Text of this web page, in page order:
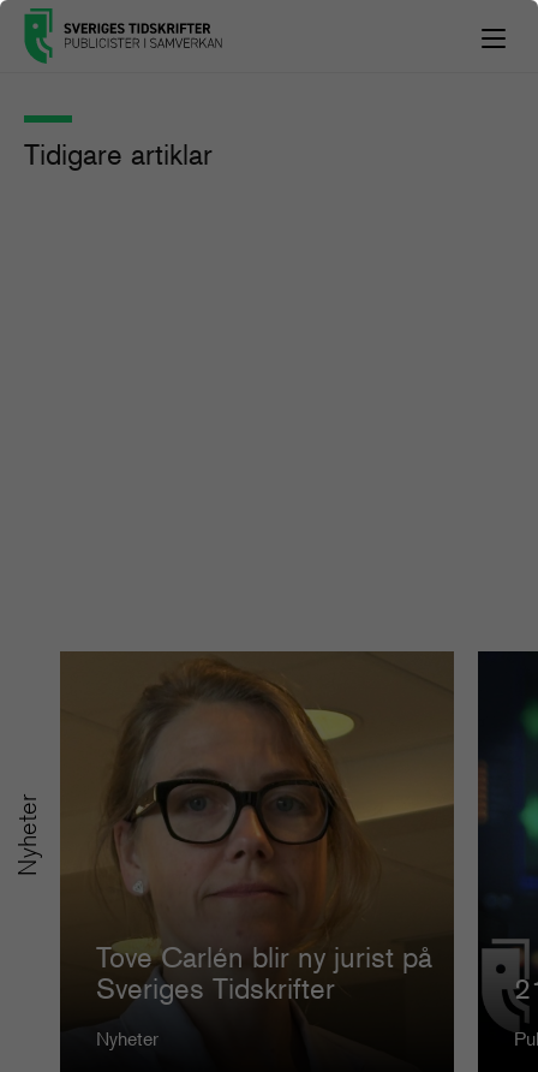
Tidigare artiklar
Nyheter
Tove Carlén blir ny jurist på
Sveriges Tidskrifter
Nyheter